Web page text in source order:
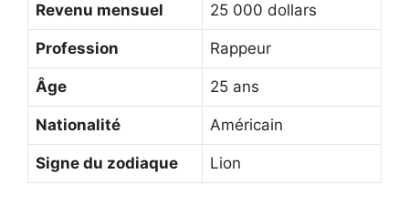
Revenu mensuel 25 000 dollars
Profession Rappeur
Âge 25 ans
Nationalité Américain
Signe du zodiaque Lion